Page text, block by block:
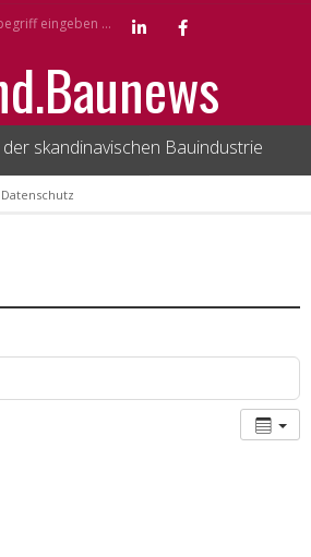
skandinavischen Bauindustrie
Datenschutz